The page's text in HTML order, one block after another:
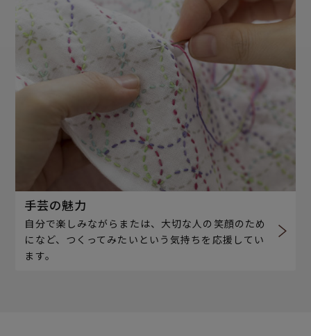
手芸の魅力
自分で楽しみながらまたは、大切な人の笑顔のため
になど、つくってみたいという気持ちを応援してい
ます。